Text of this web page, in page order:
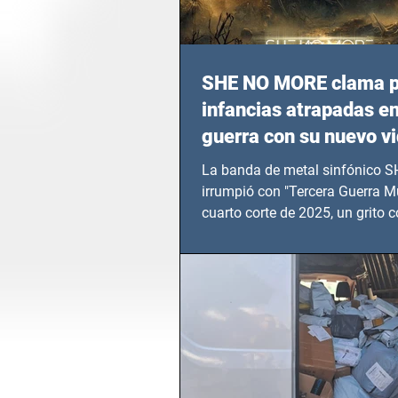
SHE NO MORE clama
infancias atrapadas
guerra con su nuevo
TERCERA GUERRA
La banda de metal sinfónico
irrumpió con "Tercera Guerra
cuarto corte de 2025, un grito
en epicentros bélicos.